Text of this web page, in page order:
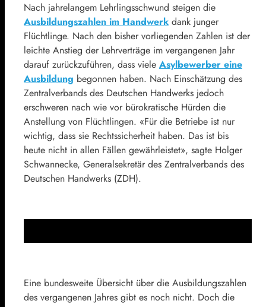
Nach jahrelangem Lehrlingsschwund steigen die
Ausbildungszahlen im Handwerk dank junger
Flüchtlinge. Nach den bisher vorliegenden Zahlen ist der
leichte Anstieg der Lehrverträge im vergangenen Jahr
darauf zurückzuführen, dass viele Asylbewerber eine
Ausbildung begonnen haben. Nach Einschätzung des
Zentralverbands des Deutschen Handwerks jedoch
erschweren nach wie vor bürokratische Hürden die
Anstellung von Flüchtlingen. «Für die Betriebe ist nur
wichtig, dass sie Rechtssicherheit haben. Das ist bis
heute nicht in allen Fällen gewährleistet», sagte Holger
Schwannecke, Generalsekretär des Zentralverbands des
Deutschen Handwerks (ZDH).
Eine bundesweite Übersicht über die Ausbildungszahlen
des vergangenen Jahres gibt es noch nicht. Doch die